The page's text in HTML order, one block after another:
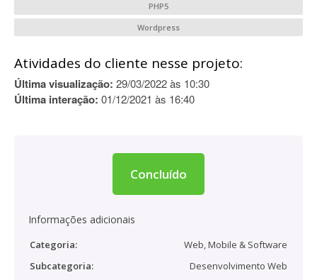
PHP5
Wordpress
Atividades do cliente nesse projeto:
Última visualização: 29/03/2022 às 10:30
Última interação: 01/12/2021 às 16:40
Concluído
Informações adicionais
Categoria:
Web, Mobile & Software
Subcategoria:
Desenvolvimento Web